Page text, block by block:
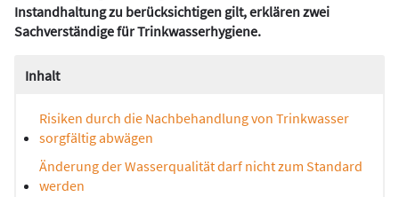
Instandhaltung zu berücksichtigen gilt, erklären zwei
Sachverständige für Trinkwasserhygiene.
Inhalt
Risiken durch die Nachbehandlung von Trinkwasser
sorgfältig abwägen
Änderung der Wasserqualität darf nicht zum Standard
werden